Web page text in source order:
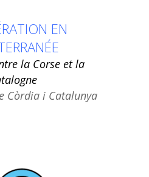
EN
la Corse et la
Còrdia i Catalunya